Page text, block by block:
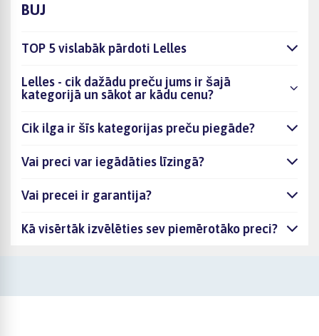
BUJ
TOP 5 vislabāk pārdoti Lelles
Lelles - cik dažādu preču jums ir šajā
kategorijā un sākot ar kādu cenu?
Cik ilga ir šīs kategorijas preču piegāde?
Vai preci var iegādāties līzingā?
Vai precei ir garantija?
Kā visērtāk izvēlēties sev piemērotāko preci?